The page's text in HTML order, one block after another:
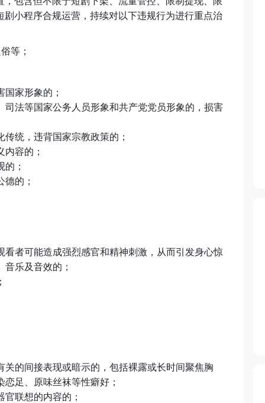
小程序合规运营，持续对以下违规行为进行重点治
等；
家形象的；
法等国家公务人员形象和共产党党员形象的，损害
统，违背国家宗教政策的；
容的；
；
的；
者可能造成强烈感官和精神刺激，从而引发身心惊
乐及音效的；
的间接表现或暗示的，包括裸露或长时间聚焦胸
足、原味丝袜等性癖好；
联想的内容的；